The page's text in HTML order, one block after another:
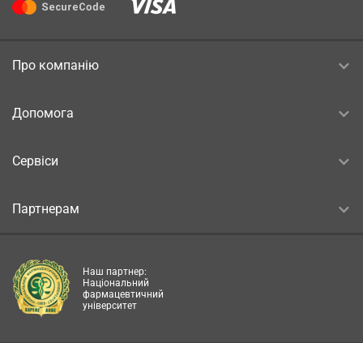
Про компанію
Допомога
Сервіси
Партнерам
Наш партнер:
Національний
фармацевтичний
університет